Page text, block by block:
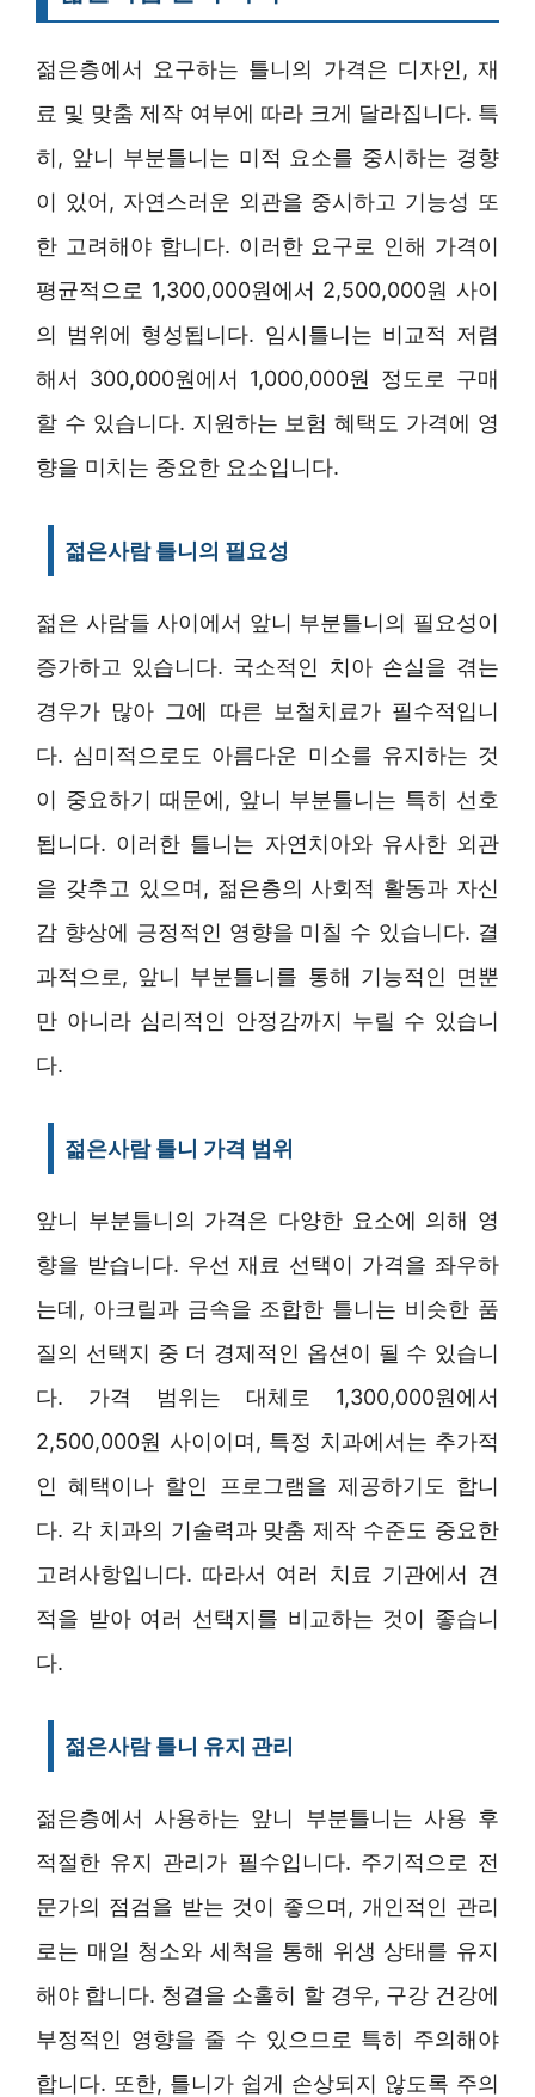
젊은층에서 요구하는 틀니의 가격은 디자인, 재
료 및 맞춤 제작 여부에 따라 크게 달라집니다. 특
히, 앞니 부분틀니는 미적 요소를 중시하는 경향
이 있어, 자연스러운 외관을 중시하고 기능성 또
한 고려해야 합니다. 이러한 요구로 인해 가격이
평균적으로 1,300,000원에서 2,500,000원 사이
의 범위에 형성됩니다. 임시틀니는 비교적 저렴
해서 300,000원에서 1,000,000원 정도로 구매
할 수 있습니다. 지원하는 보험 혜택도 가격에 영
향을 미치는 중요한 요소입니다.
젊은사람 틀니의 필요성
젊은 사람들 사이에서 앞니 부분틀니의 필요성이
증가하고 있습니다. 국소적인 치아 손실을 겪는
경우가 많아 그에 따른 보철치료가 필수적입니
다. 심미적으로도 아름다운 미소를 유지하는 것
이 중요하기 때문에, 앞니 부분틀니는 특히 선호
됩니다. 이러한 틀니는 자연치아와 유사한 외관
을 갖추고 있으며, 젊은층의 사회적 활동과 자신
감 향상에 긍정적인 영향을 미칠 수 있습니다. 결
과적으로, 앞니 부분틀니를 통해 기능적인 면뿐
만 아니라 심리적인 안정감까지 누릴 수 있습니
다.
젊은사람 틀니 가격 범위
앞니 부분틀니의 가격은 다양한 요소에 의해 영
향을 받습니다. 우선 재료 선택이 가격을 좌우하
는데, 아크릴과 금속을 조합한 틀니는 비슷한 품
질의 선택지 중 더 경제적인 옵션이 될 수 있습니
다. 가격 범위는 대체로 1,300,000원에서
2,500,000원 사이이며, 특정 치과에서는 추가적
인 혜택이나 할인 프로그램을 제공하기도 합니
다. 각 치과의 기술력과 맞춤 제작 수준도 중요한
고려사항입니다. 따라서 여러 치료 기관에서 견
적을 받아 여러 선택지를 비교하는 것이 좋습니
다.
젊은사람 틀니 유지 관리
젊은층에서 사용하는 앞니 부분틀니는 사용 후
적절한 유지 관리가 필수입니다. 주기적으로 전
문가의 점검을 받는 것이 좋으며, 개인적인 관리
로는 매일 청소와 세척을 통해 위생 상태를 유지
해야 합니다. 청결을 소홀히 할 경우, 구강 건강에
부정적인 영향을 줄 수 있으므로 특히 주의해야
합니다. 또한, 틀니가 쉽게 손상되지 않도록 주의